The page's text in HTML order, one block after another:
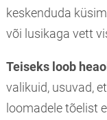
keskenduda
või lusikaga vett
Teiseks loob
valikuid, usuvad,
loomadele tõelist